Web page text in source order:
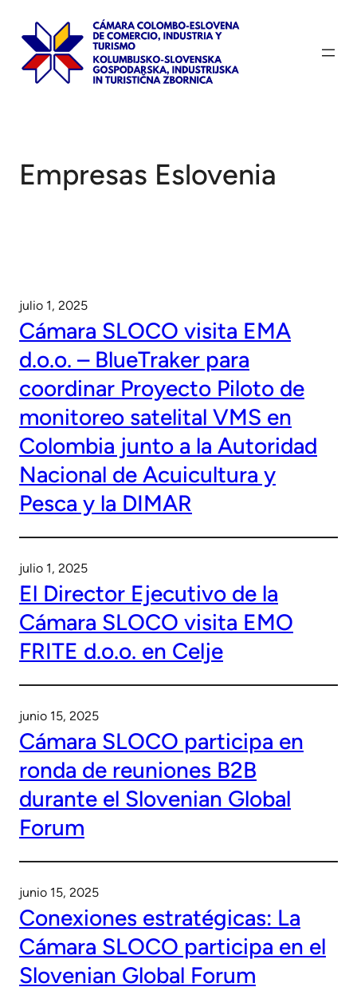
contenido
Empresas Eslovenia
julio 1, 2025
Cámara SLOCO visita EMA
d.o.o. – BlueTraker para
coordinar Proyecto Piloto de
monitoreo satelital VMS en
Colombia junto a la Autoridad
Nacional de Acuicultura y
Pesca y la DIMAR
julio 1, 2025
El Director Ejecutivo de la
Cámara SLOCO visita EMO
FRITE d.o.o. en Celje
junio 15, 2025
Cámara SLOCO participa en
ronda de reuniones B2B
durante el Slovenian Global
Forum
junio 15, 2025
Conexiones estratégicas: La
Cámara SLOCO participa en el
Slovenian Global Forum